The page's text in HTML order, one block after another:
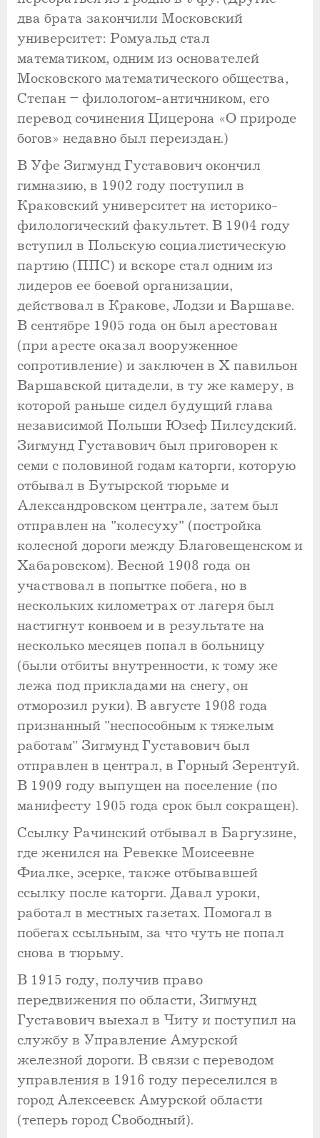
два брата закончили Московский
университет: Ромуальд стал
математиком, одним из основателей
Московского математического общества,
Степан – филологом-античником, его
перевод сочинения Цицерона «О природе
богов» недавно был переиздан.)
В Уфе Зигмунд Густавович окончил
гимназию, в 1902 году поступил в
Краковский университет на историко-
филологический факультет. В 1904 году
вступил в Польскую социалистическую
партию (ППС) и вскоре стал одним из
лидеров ее боевой организации,
действовал в Кракове, Лодзи и Варшаве.
В сентябре 1905 года он был арестован
(при аресте оказал вооруженное
сопротивление) и заключен в Х павильон
Варшавской цитадели, в ту же камеру, в
которой раньше сидел будущий глава
независимой Польши Юзеф Пилсудский.
Зигмунд Густавович был приговорен к
семи с половиной годам каторги, которую
отбывал в Бутырской тюрьме и
Александровском централе, затем был
отправлен на "колесуху" (постройка
колесной дороги между Благовещенском и
Хабаровском). Весной 1908 года он
участвовал в попытке побега, но в
нескольких километрах от лагеря был
настигнут конвоем и в результате на
несколько месяцев попал в больницу
(были отбиты внутренности, к тому же
лежа под прикладами на снегу, он
отморозил руки). В августе 1908 года
признанный "неспособным к тяжелым
работам" Зигмунд Густавович был
отправлен в централ, в Горный Зерентуй.
В 1909 году выпущен на поселение (по
манифесту 1905 года срок был сокращен).
Ссылку Рачинский отбывал в Баргузине,
где женился на Ревекке Моисеевне
Фиалке, эсерке, также отбывавшей
ссылку после каторги. Давал уроки,
работал в местных газетах. Помогал в
побегах ссыльным, за что чуть не попал
снова в тюрьму.
В 1915 году, получив право
передвижения по области, Зигмунд
Густавович выехал в Читу и поступил на
службу в Управление Амурской
железной дороги. В связи с переводом
управления в 1916 году переселился в
город Алексеевск Амурской области
(теперь город Свободный).